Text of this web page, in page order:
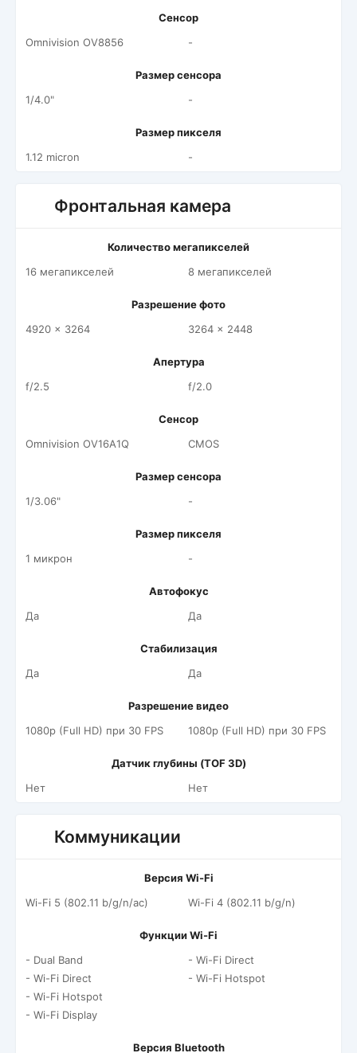
Сенсор
Omnivision OV8856
-
Размер сенсора
1/4.0"
-
Размер пикселя
1.12 micron
-
Фронтальная камера
Количество мегапикселей
16 мегапикселей
8 мегапикселей
Разрешение фото
4920 x 3264
3264 x 2448
Апертура
f/2.5
f/2.0
Сенсор
Omnivision OV16A1Q
CMOS
Размер сенсора
1/3.06"
-
Размер пикселя
1 микрон
-
Автофокус
Да
Да
Стабилизация
Да
Да
Разрешение видео
1080p (Full HD) при 30 FPS
1080p (Full HD) при 30 FPS
Датчик глубины (TOF 3D)
Нет
Нет
Коммуникации
Версия Wi-Fi
Wi-Fi 5 (802.11 b/g/n/ac)
Wi-Fi 4 (802.11 b/g/n)
Функции Wi-Fi
- Dual Band
- Wi-Fi Direct
- Wi-Fi Hotspot
- Wi-Fi Display
- Wi-Fi Direct
- Wi-Fi Hotspot
Версия Bluetooth